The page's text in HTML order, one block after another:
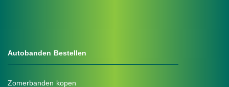
Autobanden Bestellen
Zomerbanden kopen